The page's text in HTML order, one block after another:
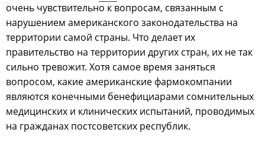
очень чувствительно к вопросам, связанным с
нарушением американского законодательства на
территории самой страны. Что делает их
правительство на территории других стран, их не так
сильно тревожит. Хотя самое время заняться
вопросом, какие американские фармокомпании
являются конечными бенефициарами сомнительных
медицинских и клинических испытаний, проводимых
на гражданах постсоветских республик.